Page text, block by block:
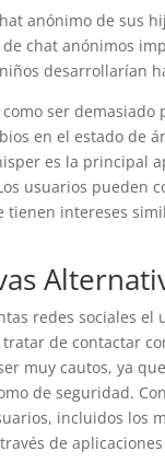
anónimo de sus
chat anónimos
desarrollarían
ser
en el estado de
es la principal
usuarios pueden
intereses
redes sociales
de contactar
muy cautos, ya
de seguridad.
incluidos los
de